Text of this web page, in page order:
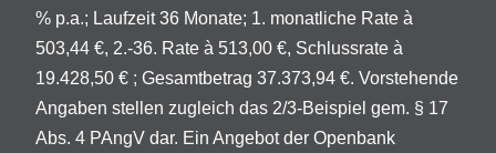
% p.a.; Laufzeit 36 Monate; 1. monatliche Rate à
503,44 €, 2.-36. Rate à 513,00 €, Schlussrate à
19.428,50 € ; Gesamtbetrag 37.373,94 €. Vorstehende
Angaben stellen zugleich das 2/3-Beispiel gem. § 17
Abs. 4 PAngV dar. Ein Angebot der Openbank